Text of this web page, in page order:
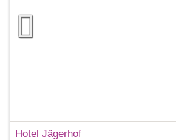
Hotel Jägerhof